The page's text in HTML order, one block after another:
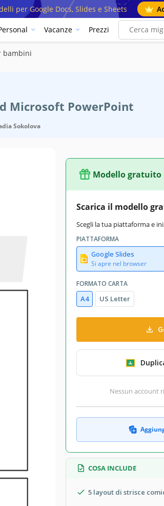
per Google Docs, Slides e Sheets
Vacanze Prezzi
bambini
Microsoft PowerPoint
Sokolova
Modello gratuito
Scarica il modello
Scegli la tua piattaforma e
PIATTAFORMA
Google Slides
Si apre nel browser
FORMATO CARTA
A4 US Letter
Nessun account
COSA INCLUDE
5 layout di strisce